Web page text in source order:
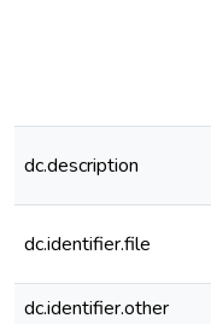
dc.description
dc.identifier.file
dc.identifier.other